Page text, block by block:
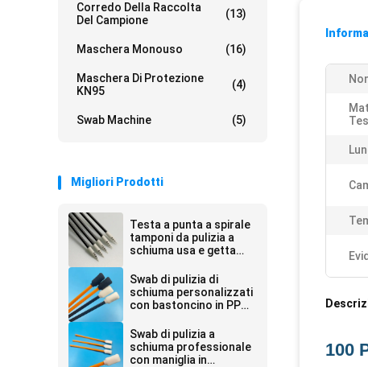
Corredo Della Raccolta
Del Campione
(13)
Maschera Monouso (16)
Maschera Di Protezione
KN95
(4)
Swab Machine (5)
Migliori Prodotti
Testa a punta a spirale
tamponi da pulizia a
schiuma usa e getta
mm di lunghezza
Swab di pulizia di
schiuma personalizzati
con bastoncino in PP
Swab di pulizia a
schiuma professionale
con maniglia in
100